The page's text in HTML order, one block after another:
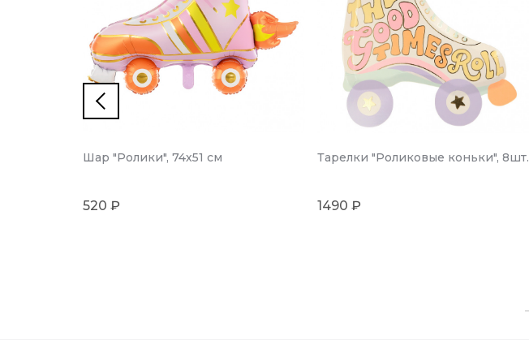
Шар "Ролики", 74х51 см
520 ₽
Тарелки "Роликовые коньки", 8шт.
1490 ₽